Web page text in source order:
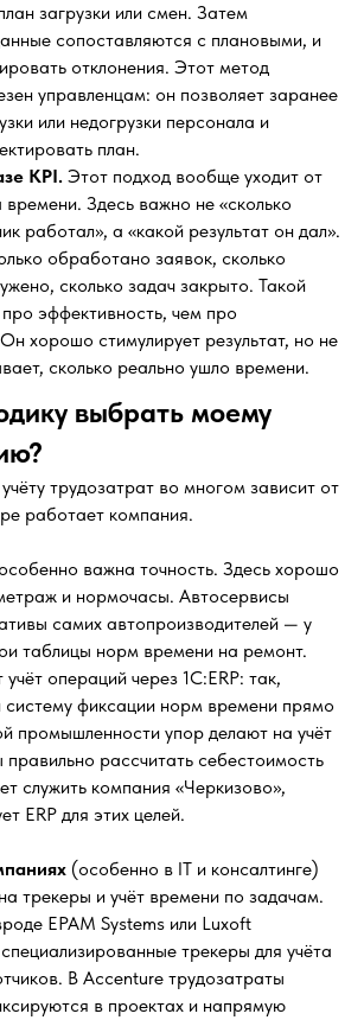
загрузки или смен. Затем
сопоставляются с плановыми, и
отклонения. Этот метод
управленцам: он позволяет заранее
или недогрузки персонала и
план.
KPI. Этот подход вообще уходит от
времени. Здесь важно не «сколько
работал», а «какой результат он дал».
обработано заявок, сколько
сколько задач закрыто. Такой
эффективность, чем про
хорошо стимулирует результат, но не
сколько реально ушло времени.
выбрать моему
трудозатрат во многом зависит от
работает компания.
особенно важна точность. Здесь хорошо
и нормочасы. Автосервисы
самих автопроизводителей — у
таблицы норм времени на ремонт.
операций через 1С:ERP: так,
фиксации норм времени прямо
промышленности упор делают на учёт
рассчитать себестоимость
служить компания «Черкизово»,
ERP для этих целей.
(особенно в IT и консалтинге)
трекеры и учёт времени по задачам.
EPAM Systems или Luxoft
трекеры для учёта
В Accenture трудозатраты
в проектах и напрямую